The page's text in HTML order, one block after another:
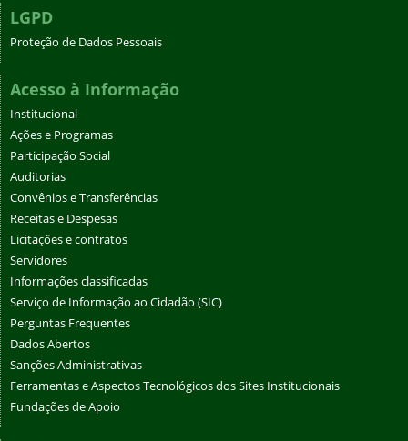
LGPD
Proteção de Dados Pessoais
Acesso à Informação
Institucional
Ações e Programas
Participação Social
Auditorias
Convênios e Transferências
Receitas e Despesas
Licitações e contratos
Servidores
Informações classificadas
Serviço de Informação ao Cidadão (SIC)
Perguntas Frequentes
Dados Abertos
Sanções Administrativas
Ferramentas e Aspectos Tecnológicos dos Sites Institucionais
Fundações de Apoio